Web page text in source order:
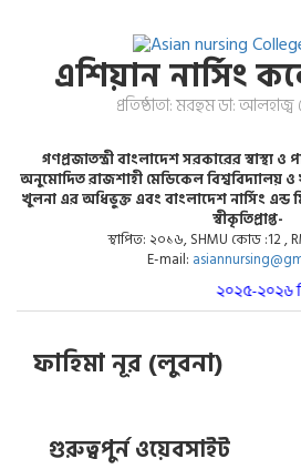
এশিয়ান নার্সিং
প্রতিষ্ঠাতা: মরহুম ডা:
গণপ্রজাতন্ত্রী বাংলাদেশ সরকারের স্বাস্থ্য ও
অনুমোদিত রাজশাহী মেডিকেল বিশ্ববিদ্যালয় ও
খুলনা এর অধিভুক্ত এবং বাংলাদেশ নার্সিং এন্ড
স্বীকৃতিপ্রাপ্ত-
স্থাপিত: ২০১৬, SHMU কোড :12 ,
E-mail:
২০২৫-২০২৬
ফাহিমা নূর (লুবনা)
গুরুত্বপুর্ন ওয়েবসাইট